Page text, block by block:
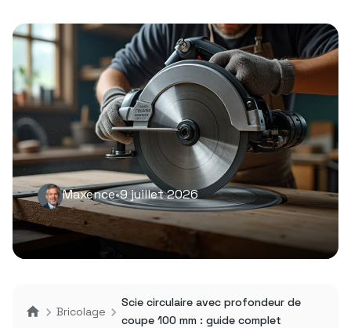
Maxence•9 juillet 2026
Bricolage
Scie circulaire avec profondeur de
coupe 100 mm : guide complet